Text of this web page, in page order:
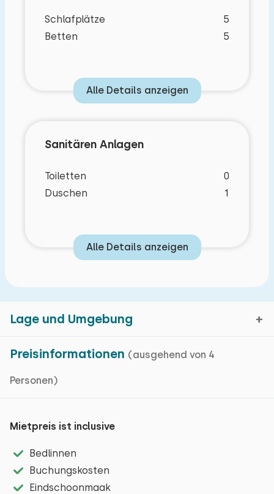
Preisinformationen (ausgehend von 4
Personen)
Mietpreis ist inclusive
Bedlinnen
Buchungskosten
Eindschoonmaak
Eigenschaften
Einfamilienhaus
Wohnfläche: 80 m² m²
Schlafplätze
5
Betten
5
Alle Details anzeigen
Schlafzimmer Layout
Schlafzimmer
Schlafplätze: 2
Bett: Einzel
Sanitären Anlagen
Toiletten
0
Duschen
1
Alle Details anzeigen
Lage und Umgebung
Hoogersmilde, Drenthe
Radwegen in Drenthe überraschen. In der